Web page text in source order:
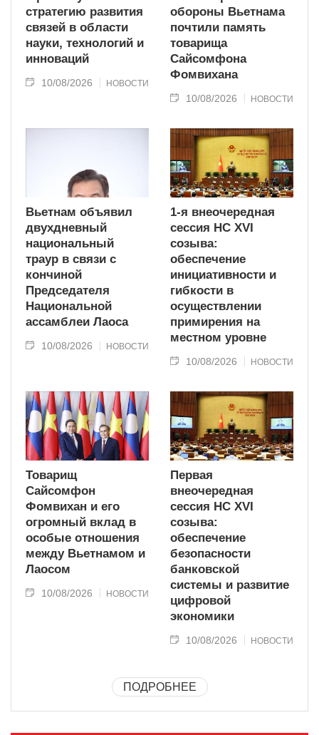
стратегию развития
связей в области
науки, технологий и
инноваций
10/08/2026 НОВОСТИ
обороны Вьетнама
почтили память
товарища
Сайсомфона
Фомвихана
10/08/2026 НОВОСТИ
Вьетнам объявил
двухдневный
национальный
траур в связи с
кончиной
Председателя
Национальной
ассамблеи Лаоса
10/08/2026 НОВОСТИ
1-я внеочередная
сессия НС XVI
созыва:
обеспечение
инициативности и
гибкости в
осуществлении
примирения на
местном уровне
10/08/2026 НОВОСТИ
Товарищ
Сайсомфон
Фомвихан и его
огромный вклад в
особые отношения
между Вьетнамом и
Лаосом
10/08/2026 НОВОСТИ
Первая
внеочередная
сессия НС XVI
созыва:
обеспечение
безопасности
банковской
системы и развитие
цифровой
экономики
10/08/2026 НОВОСТИ
ПОДРОБНЕЕ